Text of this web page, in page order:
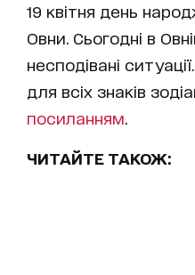
19 квітня день
Овни. Сьогодні в
несподівані
для всіх знаків
посиланням
ЧИТАЙТЕ ТАКОЖ: